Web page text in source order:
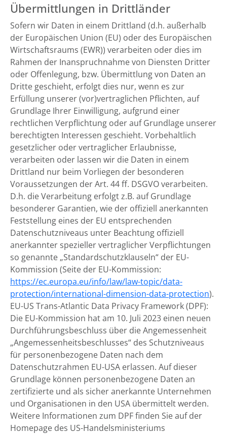
Übermittlungen in Drittländer
Sofern wir Daten in einem Drittland (d.h. außerhalb
der Europäischen Union (EU) oder des Europäischen
Wirtschaftsraums (EWR)) verarbeiten oder dies im
Rahmen der Inanspruchnahme von Diensten Dritter
oder Offenlegung, bzw. Übermittlung von Daten an
Dritte geschieht, erfolgt dies nur, wenn es zur
Erfüllung unserer (vor)vertraglichen Pflichten, auf
Grundlage Ihrer Einwilligung, aufgrund einer
rechtlichen Verpflichtung oder auf Grundlage unserer
berechtigten Interessen geschieht. Vorbehaltlich
gesetzlicher oder vertraglicher Erlaubnisse,
verarbeiten oder lassen wir die Daten in einem
Drittland nur beim Vorliegen der besonderen
Voraussetzungen der Art. 44 ff. DSGVO verarbeiten.
D.h. die Verarbeitung erfolgt z.B. auf Grundlage
besonderer Garantien, wie der offiziell anerkannten
Feststellung eines der EU entsprechenden
Datenschutzniveaus unter Beachtung offiziell
anerkannter spezieller vertraglicher Verpflichtungen
so genannte „Standardschutzklauseln“ der EU-
Kommission (Seite der EU-Kommission:
https://ec.europa.eu/info/law/law-topic/data-
protection/international-dimension-data-protection).
EU-US Trans-Atlantic Data Privacy Framework (DPF):
Die EU-Kommission hat am 10. Juli 2023 einen neuen
Durchführungsbeschluss über die Angemessenheit
„Angemessenheitsbeschlusses“ des Schutzniveaus
für personenbezogene Daten nach dem
Datenschutzrahmen EU-USA erlassen. Auf dieser
Grundlage können personenbezogene Daten an
zertifizierte und als sicher anerkannte Unternehmen
und Organisationen in den USA übermittelt werden.
Weitere Informationen zum DPF finden Sie auf der
Homepage des US-Handelsministeriums